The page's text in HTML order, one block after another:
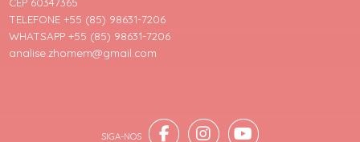
TELEFONE +55 (85) 98631-7206
WHATSAPP +55 (85) 98631-7206
analise.zhomem@gmail.com